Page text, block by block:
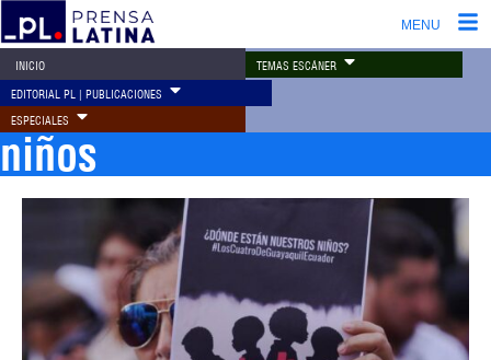
MENU
INICIO TEMAS ESCÁNER
EDITORIAL PL | PUBLICACIONES
ESPECIALES
niños